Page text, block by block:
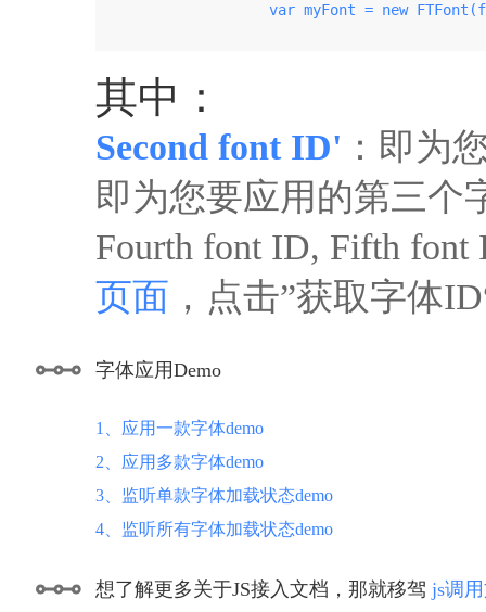
var myFont = new
其中：
Second font ID' ：即为
即为您要应用的第三个
Fourth font ID, Fifth
页面 ，点击”获取字体
字体应用Demo
1、应用一款字体demo
2、应用多款字体demo
3、监听单款字体加载状态demo
4、监听所有字体加载状态demo
想了解更多关于JS接入文档，那就移驾 js调